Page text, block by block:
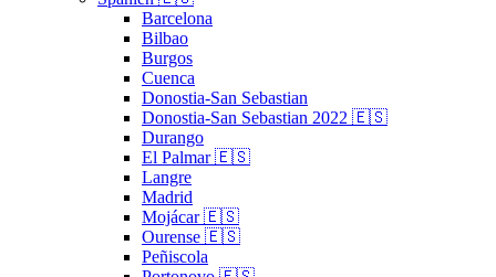
Barcelona
Bilbao
Burgos
Cuenca
Donostia-San Sebastian
Donostia-San Sebastian 2022 🇪🇸
Durango
El Palmar 🇪🇸
Langre
Madrid
Mojácar 🇪🇸
Ourense 🇪🇸
Peñiscola